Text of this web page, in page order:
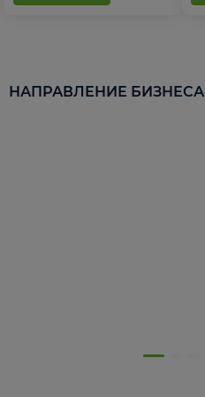
НАПРАВЛЕНИЕ БИЗНЕСА